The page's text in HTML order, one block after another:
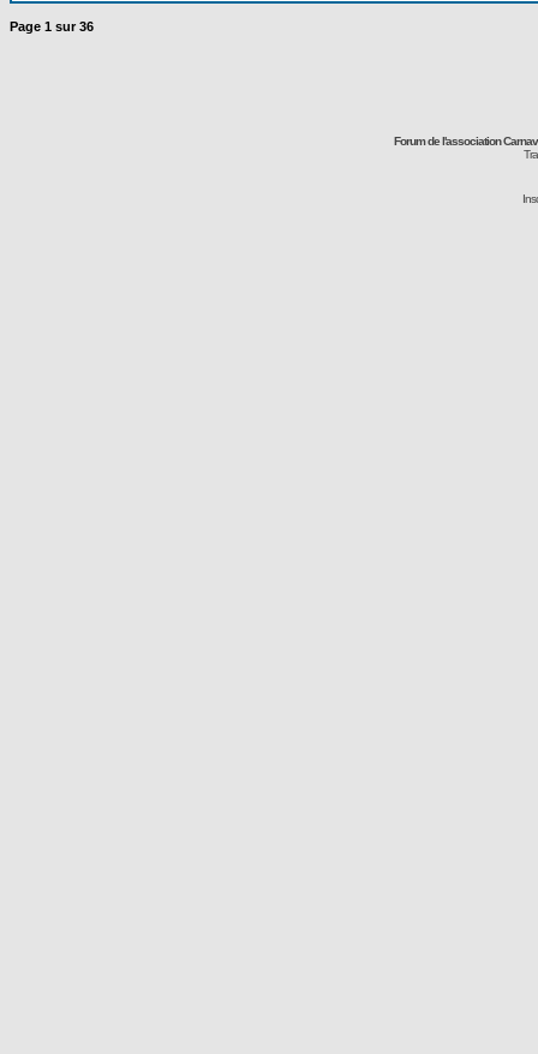
Page 1 sur36
Forum de l'association